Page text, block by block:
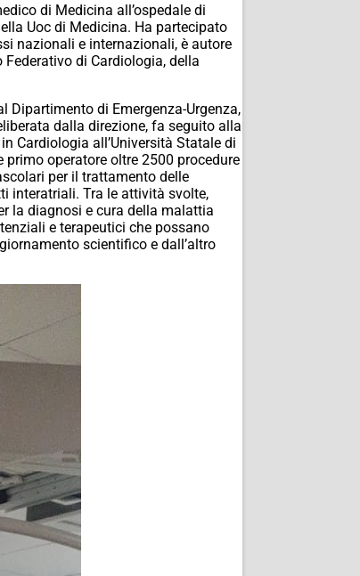
di Medicina all’ospedale di
Uoc di Medicina. Ha partecipato
nazionali e internazionali, è autore
di Cardiologia, della
di Emergenza-Urgenza,
dalla direzione, fa seguito alla
Cardiologia all’Università Statale di
operatore oltre 2500 procedure
per il trattamento delle
interatriali. Tra le attività svolte,
la diagnosi e cura della malattia
e terapeutici che possano
scientifico e dall’altro